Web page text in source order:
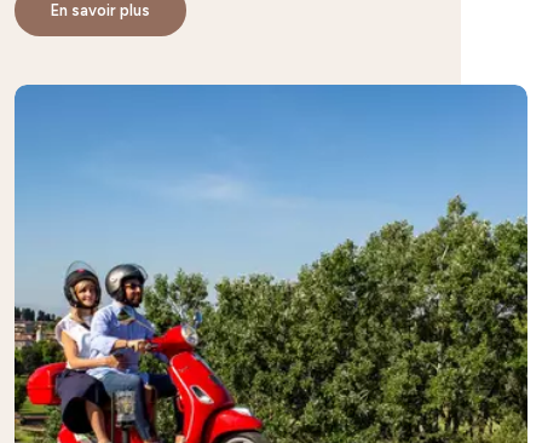
En savoir plus